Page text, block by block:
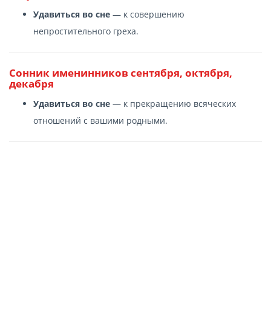
Удавиться во сне — к совершению
непростительного греха.
Сонник именинников сентября, октября,
декабря
Удавиться во сне — к прекращению всяческих
отношений с вашими родными.